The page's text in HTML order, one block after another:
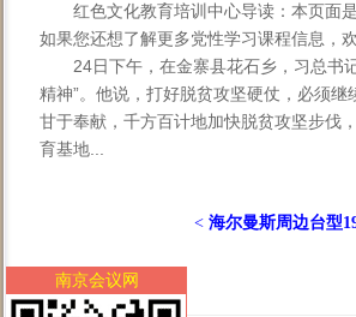
红色文化教育培训中心导读：本页面
如果您还想了解更多党性学习课程信息，
24日下午，在金寨县花石乡，习总书
精神”。他说，打好脱贫攻坚硬仗，必须
甘于奉献，千方百计地加快脱贫攻坚步伐
育基地...
< 海尔曼斯周边台型
南京会议网